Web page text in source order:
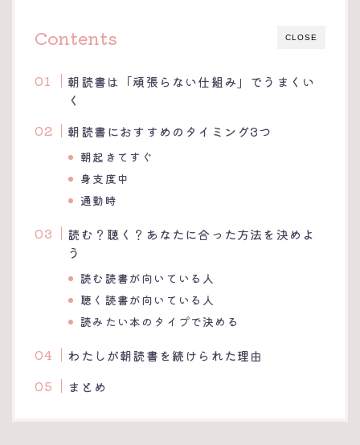
CLOSE
Contents
朝読書は「頑張らない仕組み」でうまくい
く
朝読書におすすめのタイミング3つ
朝起きてすぐ
身支度中
通勤時
読む？聴く？あなたに合った方法を決めよ
う
読む読書が向いている人
聴く読書が向いている人
読みたい本のタイプで決める
わたしが朝読書を続けられた理由
まとめ